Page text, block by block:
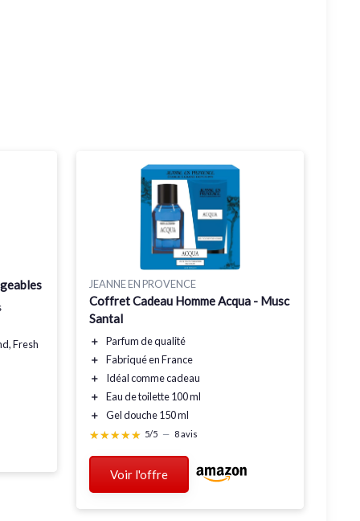
Fresh
JEANNE EN PROVENCE
Coffret Cadeau Homme Acqua - Musc
Santal
＋
Parfum de qualité
＋
Fabriqué en France
＋
Idéal comme cadeau
＋
Eau de toilette 100 ml
＋
Gel douche 150 ml
★★★★★
★★★★★ 5/5 — 8 avis
Voir l'offre